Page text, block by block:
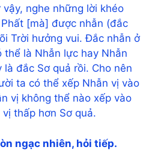
nghe những lời khéo
[mà] được nhẫn (đắc
Trời hưởng vui. Đắc nhẫn ở
thể là Nhẫn lực hay Nhẫn
đắc Sơ quả rồi. Cho nên
ta có thể xếp Nhẫn vị vào
vị không thể nào xếp vào
thấp hơn Sơ quả.
ngạc nhiên, hỏi tiếp.